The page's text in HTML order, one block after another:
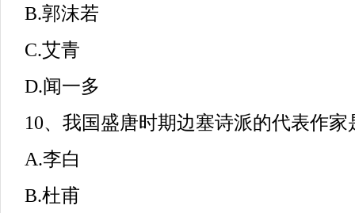
B.郭沫若
C.艾青
D.闻一多
10、我国盛唐时期边塞诗派的代表作家
A.李白
B.杜甫